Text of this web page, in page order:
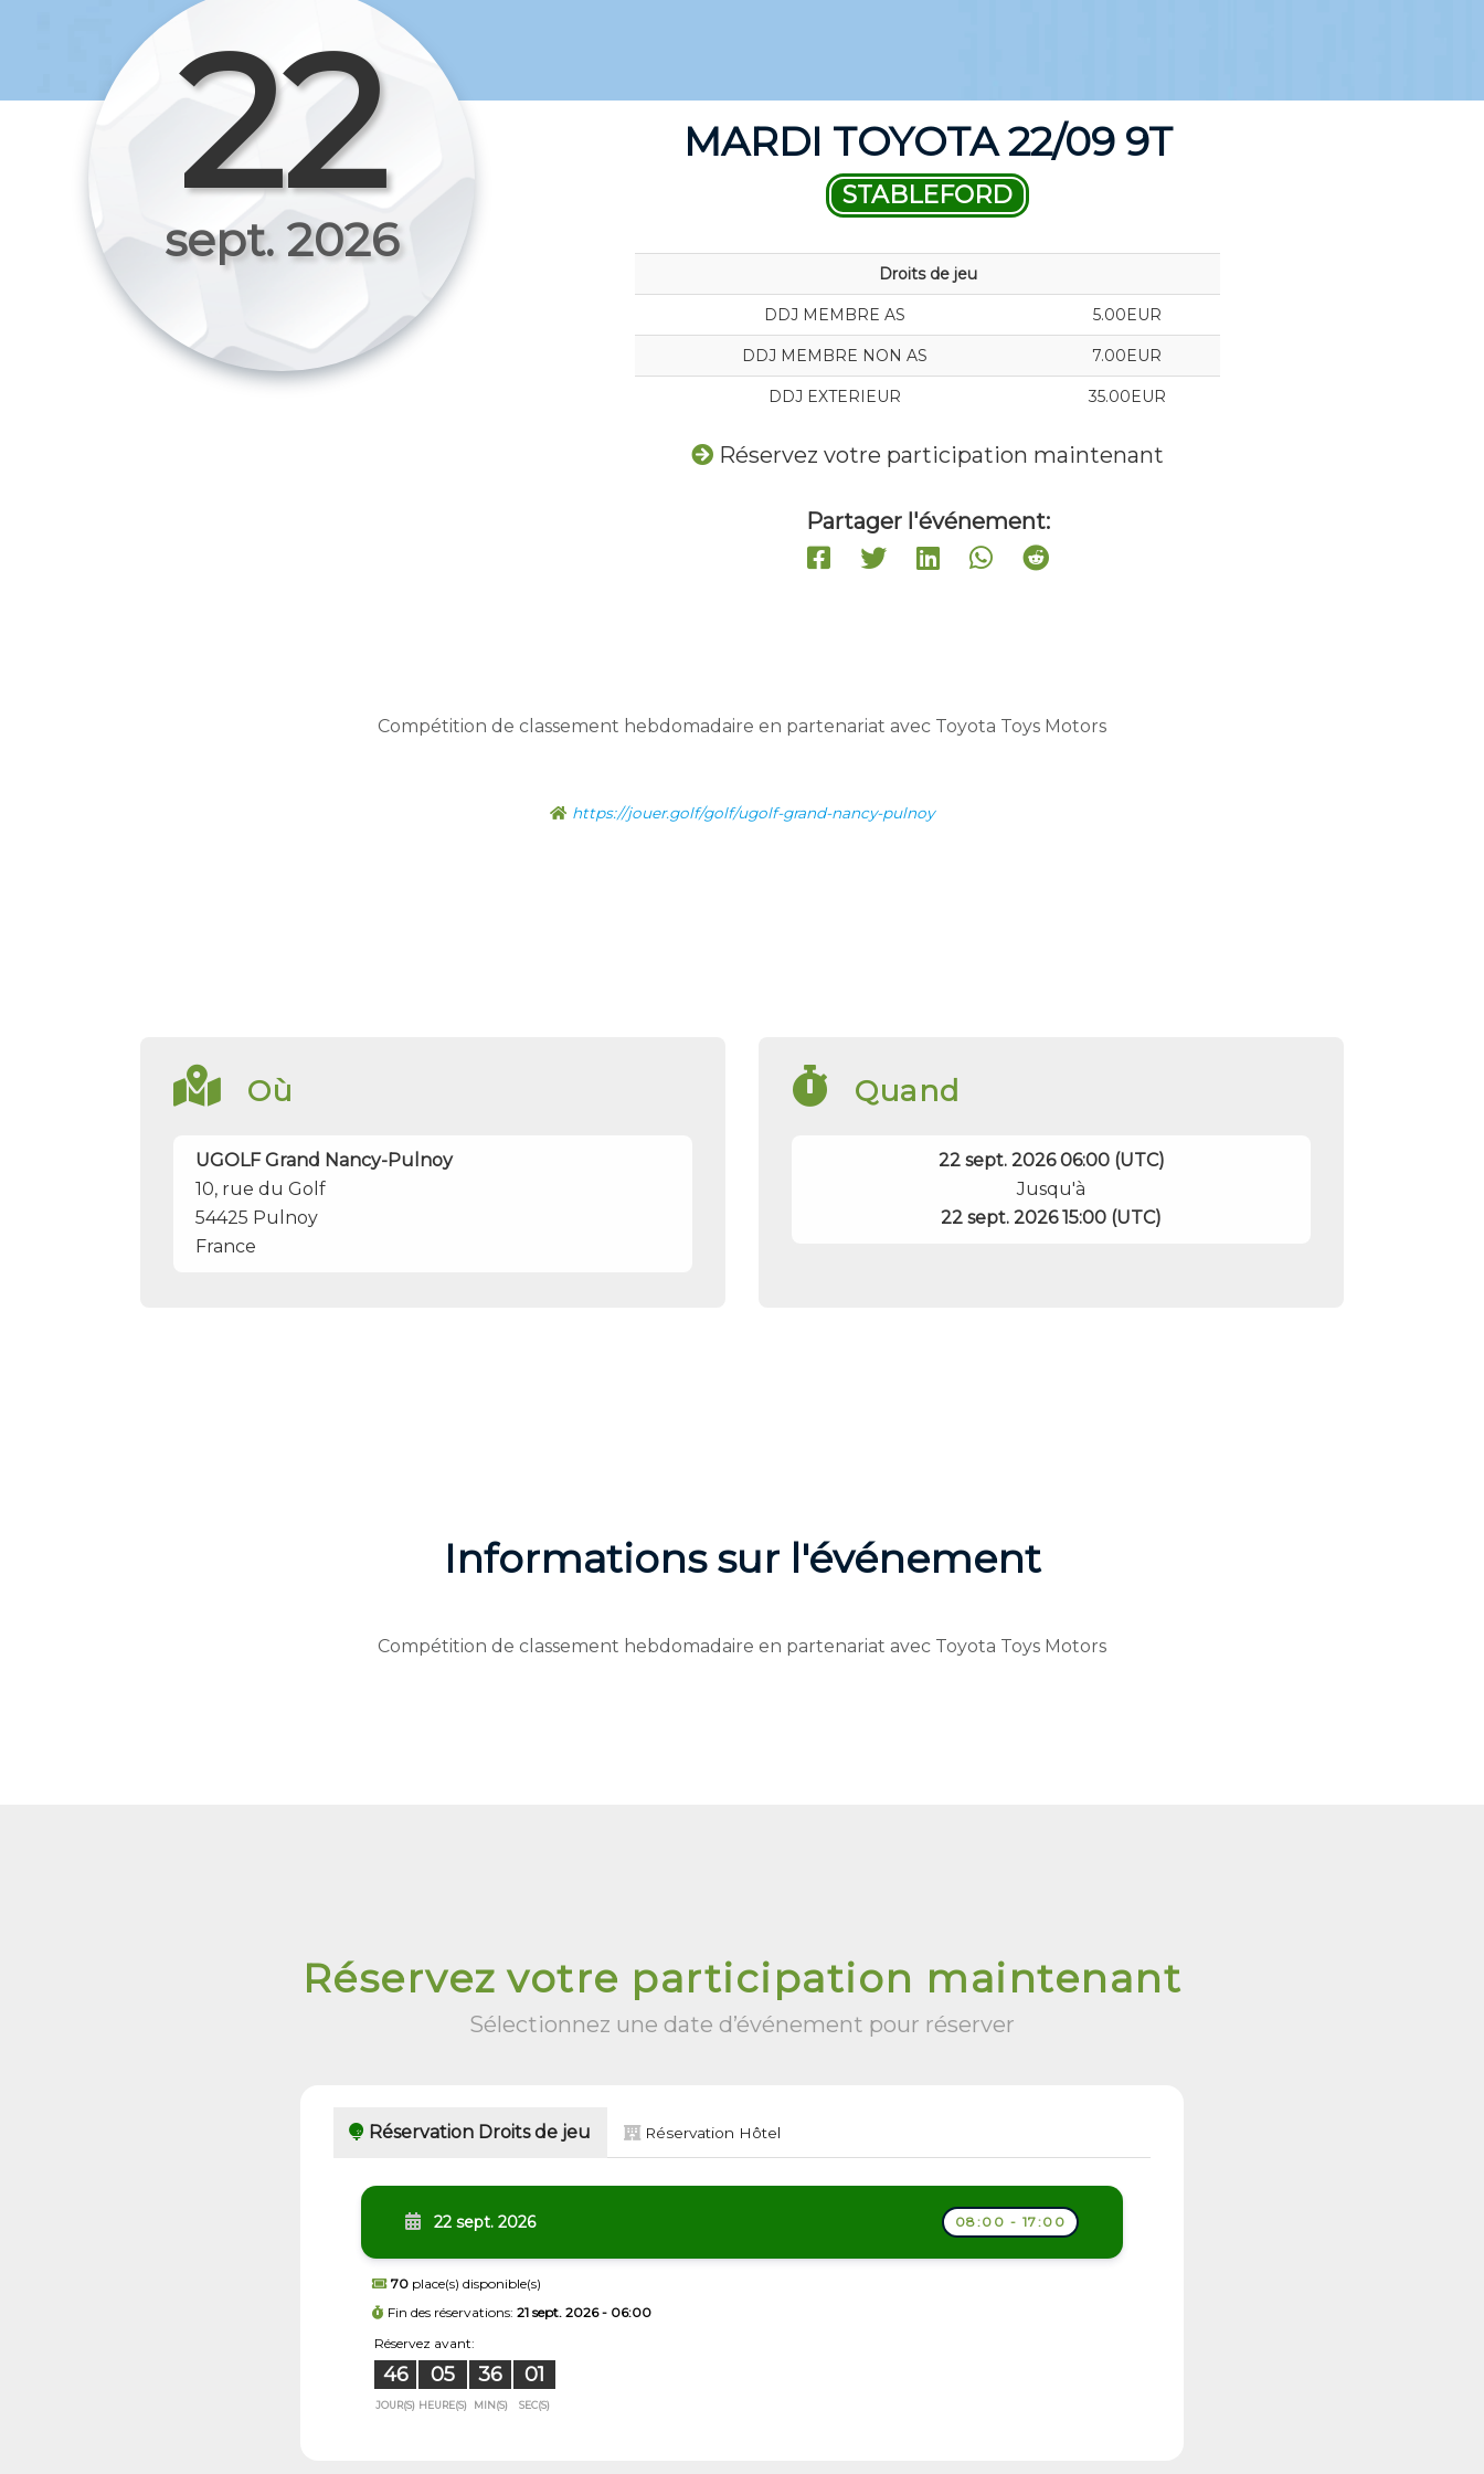
22
sept. 2026
MARDI TOYOTA 22/09 9T
STABLEFORD
Droits de jeu
DDJ MEMBRE AS 5.00EUR
DDJ MEMBRE NON AS 7.00EUR
DDJ EXTERIEUR 35.00EUR
Réservez votre participation maintenant
Partager l'événement:
Compétition de classement hebdomadaire en partenariat avec Toyota Toys Motors
https://jouer.golf/golf/ugolf-grand-nancy-pulnoy
Où
UGOLF Grand Nancy-Pulnoy
10, rue du Golf
54425 Pulnoy
France
Quand
22 sept. 2026 06:00 (UTC)
Jusqu'à
22 sept. 2026 15:00 (UTC)
Informations sur l'événement
Compétition de classement hebdomadaire en partenariat avec Toyota Toys Motors
Réservez votre participation maintenant
Sélectionnez une date d’événement pour réserver
Réservation Droits de jeu Réservation Hôtel
22 sept. 2026 08:00 - 17:00
70 place(s) disponible(s)
Fin des réservations: 21 sept. 2026 - 06:00
Réservez avant:
46 05 36 00
JOUR(S) HEURE(S) MIN(S) SEC(S)